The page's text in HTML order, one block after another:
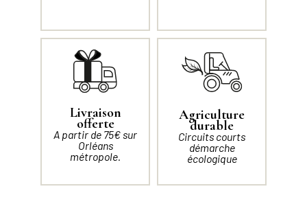
Livraison
offerte
A partir de 75€ sur
Orléans
métropole.
Agriculture
durable
Circuits courts
démarche
écologique